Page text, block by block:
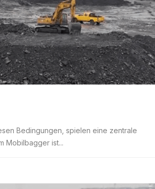
Bedingungen, spielen eine zentrale
Mobilbagger ist...